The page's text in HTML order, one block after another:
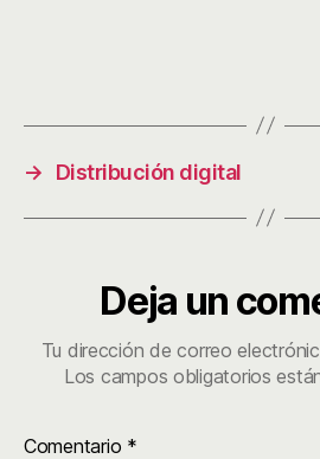
→ Distribución digital
Deja un
Tu dirección de correo
Los campos obligatorios
Comentario *